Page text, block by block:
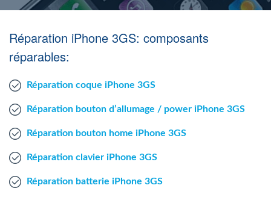
PME
Agent Windows
Fr Nl
Réparation iPhone 3GS: composants
réparables:
Réparation coque iPhone 3GS
Réparation bouton d’allumage / power iPhone 3GS
Réparation bouton home iPhone 3GS
Réparation clavier iPhone 3GS
Réparation batterie iPhone 3GS